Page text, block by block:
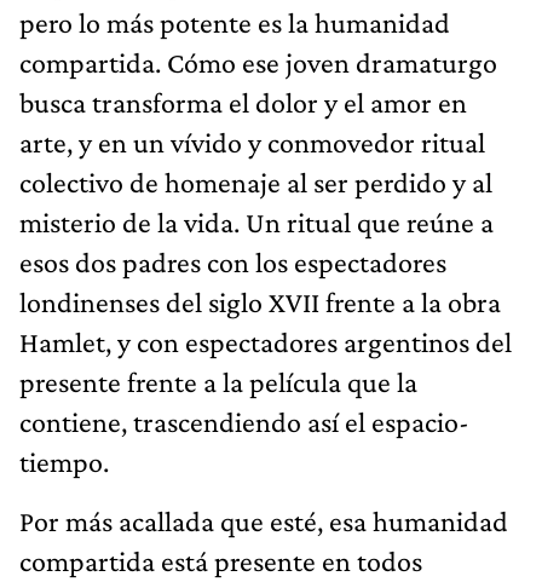
pero lo más potente es la humanidad
compartida. Cómo ese joven dramaturgo
busca transforma el dolor y el amor en
arte, y en un vívido y conmovedor ritual
colectivo de homenaje al ser perdido y al
misterio de la vida. Un ritual que reúne a
esos dos padres con los espectadores
londinenses del siglo XVII frente a la obra
Hamlet, y con espectadores argentinos del
presente frente a la película que la
contiene, trascendiendo así el espacio-
tiempo.
Por más acallada que esté, esa humanidad
compartida está presente en todos